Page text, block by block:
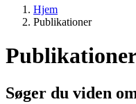
Hjem
Publikationer
Søger du viden